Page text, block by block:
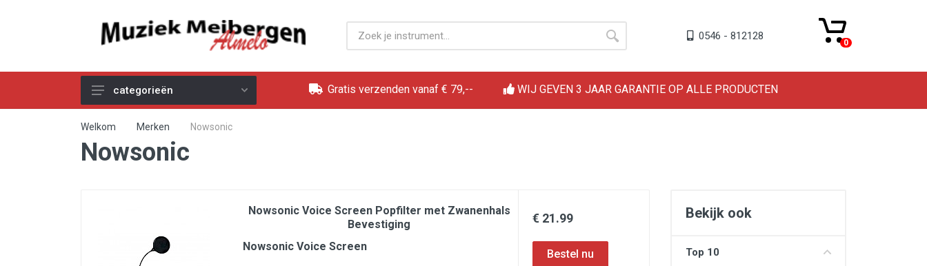
0546 - 812128
0
Akoestische Gitaren
Elektrische & Basgitaren
categorieën Gratis verzenden vanaf € 79,-- WIJ GEVEN 3 JAAR GARANTIE OP ALLE PRODUCTEN
Welkom Merken Nowsonic
Nowsonic
Nowsonic Voice Screen Popfilter met Zwanenhals
Bevestiging
Nowsonic Voice Screen
€ 21.99 Bekijk ook
Top 10